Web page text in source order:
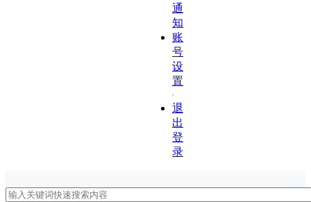
通
知
账
号
设
置
退
出
登
录